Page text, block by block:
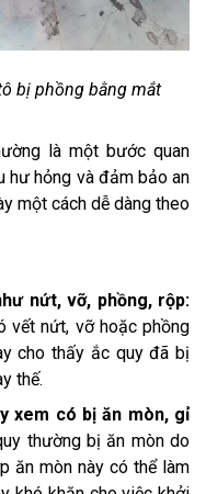
bị phồng bằng mắt
là một bước quan
hư hỏng và đảm bảo an
một cách dễ dàng theo
nứt, vỡ, phồng, rộp:
vết nứt, vỡ hoặc phồng
cho thấy ắc quy đã bị
thế.
xem có bị ăn mòn, gỉ
thường bị ăn mòn do
ăn mòn này có thể làm